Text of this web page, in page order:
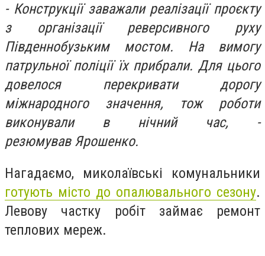
- Конструкції заважали реалізації проєкту
з організації реверсивного руху
Південнобузьким мостом. На вимогу
патрульної поліції їх прибрали. Для цього
довелося перекривати дорогу
міжнародного значення, тож роботи
виконували в нічний час, -
резюмував Ярошенко.
Нагадаємо, миколаївські комунальники
готують місто до опалювального сезону.
Левову частку робіт займає ремонт
теплових мереж.